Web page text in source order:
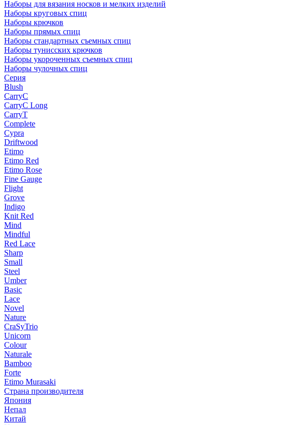
Наборы для вязания носков и мелких изделий
Наборы круговых спиц
Наборы крючков
Наборы прямых спиц
Наборы стандартных съемных спиц
Наборы тунисских крючков
Наборы укороченных съемных спиц
Наборы чулочных спиц
Серия
Blush
CarryC
CarryC Long
CarryT
Complete
Cypra
Driftwood
Etimo
Etimo Red
Etimo Rose
Fine Gauge
Flight
Grove
Indigo
Knit Red
Mind
Mindful
Red Lace
Sharp
Small
Steel
Umber
Basic
Lace
Novel
Nature
CraSyTrio
Unicorn
Colour
Naturale
Bamboo
Forte
Etimo Murasaki
Страна производителя
Япония
Непал
Китай